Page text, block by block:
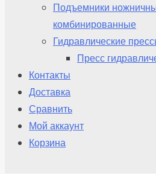
Подъемники
комбинированные
Гидравлические
Пресс
Контакты
Доставка
Сравнить
Мой аккаунт
Корзина